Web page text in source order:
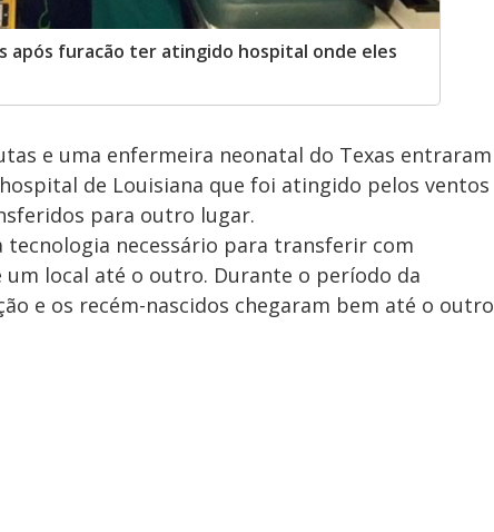
após furacão ter atingido hospital onde eles
e uma enfermeira neonatal do Texas entraram
de Louisiana que foi atingido pelos ventos
para outro lugar.
necessário para transferir com
local até o outro. Durante o período da
e os recém-nascidos chegaram bem até o outro